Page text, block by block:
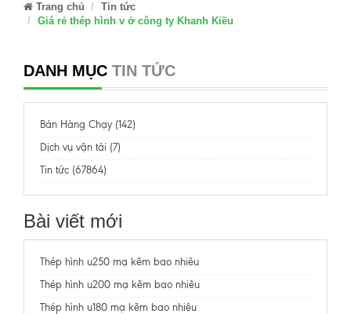
Trang chủ
Tin tức
Giá rẻ thép hình v ở công ty Khanh Kiều
DANH MỤC TIN TỨC
Bán Hàng Chạy (142)
Dịch vụ vận tải (7)
Tin tức (67864)
Bài viết mới
Thép hình u250 mạ kẽm bao nhiêu
Thép hình u200 mạ kẽm bao nhiêu
Thép hình u180 mạ kẽm bao nhiêu